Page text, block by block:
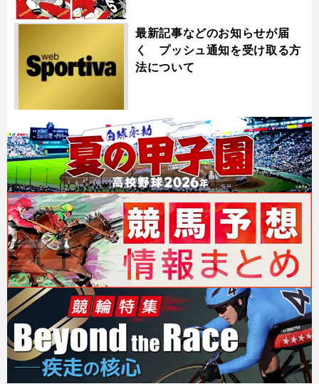
最新記事などのお知らせが届
く プッシュ通知を受け取る方
法について